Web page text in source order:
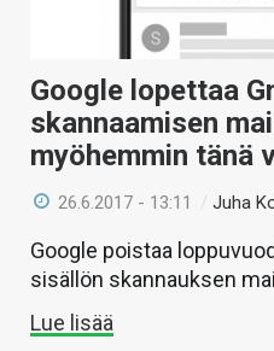
HAKU
Google lopettaa
skannaamisen
myöhemmin tänä
26.6.2017 - 13:11 /Juha
Google poistaa
sisällön skannauksen
Lue lisää